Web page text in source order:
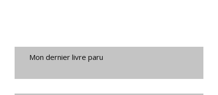
Mon dernier livre paru